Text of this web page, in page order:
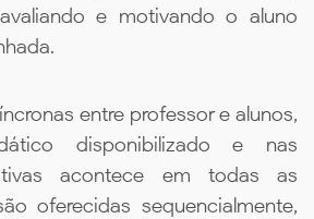
e motivando o aluno
entre professor e alunos,
disponibilizado e nas
acontece em todas as
oferecidas sequencialmente,